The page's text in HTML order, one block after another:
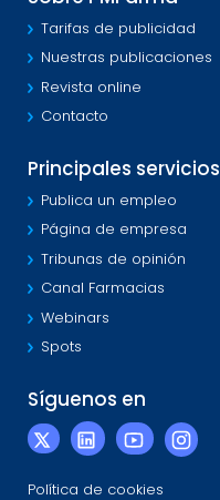
Tarifas de publicidad
Nuestras publicaciones
Revista online
Contacto
Principales servicios
Publica un empleo
Página de empresa
Tribunas de opinión
Canal Farmacias
Webinars
Spots
Síguenos en
Política de cookies